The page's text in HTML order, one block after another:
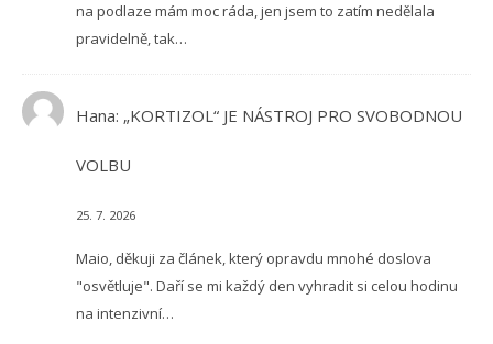
na podlaze mám moc ráda, jen jsem to zatím nedělala
pravidelně, tak…
Hana: „KORTIZOL“ JE NÁSTROJ PRO SVOBODNOU
VOLBU
25. 7. 2026
Maio, děkuji za článek, který opravdu mnohé doslova
"osvětluje". Daří se mi každý den vyhradit si celou hodinu
na intenzivní…